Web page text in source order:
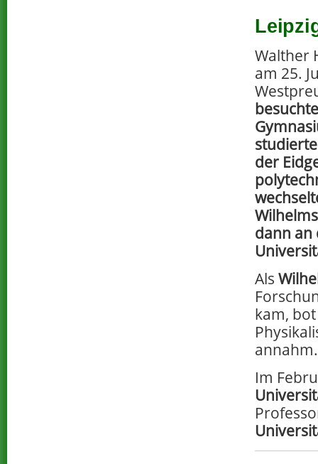
Walther
am 25.
der
dann an
Als
kam,
annahm.
Im